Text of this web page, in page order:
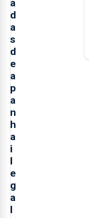
a
d
a
s
d
e
a
p
a
n
h
a
i
l
e
g
a
l